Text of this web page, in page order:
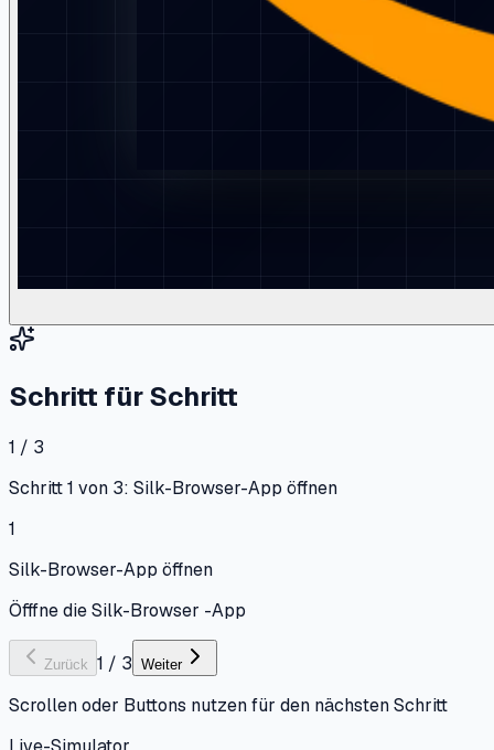
Schritt für Schritt
1 / 3
Schritt 1 von 3: Silk-Browser-App öffnen
1
Silk-Browser-App öffnen
Öfffne die Silk-Browser -App
Zurück 1 / 3 Weiter
Scrollen oder Buttons nutzen für den nächsten Schritt